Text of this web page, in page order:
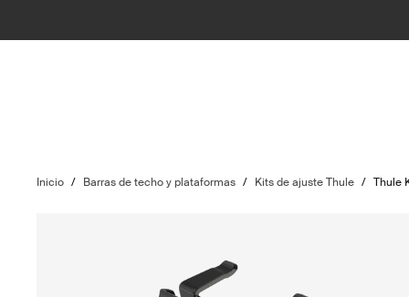
Inicio / Barras de techo y plataformas / Kits de ajuste Thule / Thule